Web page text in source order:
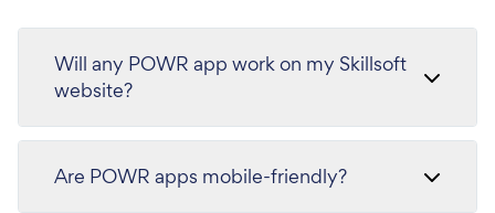
Will any POWR app work on my Skillsoft
website?
Are POWR apps mobile-friendly?